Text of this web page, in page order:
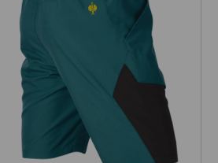
Szorty trekkingowe kąpielowe
e.s.trail